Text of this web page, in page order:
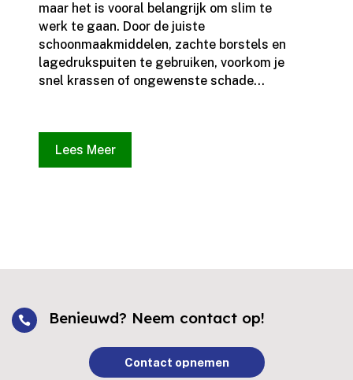
maar het is vooral belangrijk om slim te
werk te gaan.​ Door de juiste
schoonmaakmiddelen, zachte borstels en
lagedrukspuiten te gebruiken, voorkom je
snel krassen of ongewenste schade...
Lees Meer
 Benieuwd? Neem contact op!
Contact opnemen